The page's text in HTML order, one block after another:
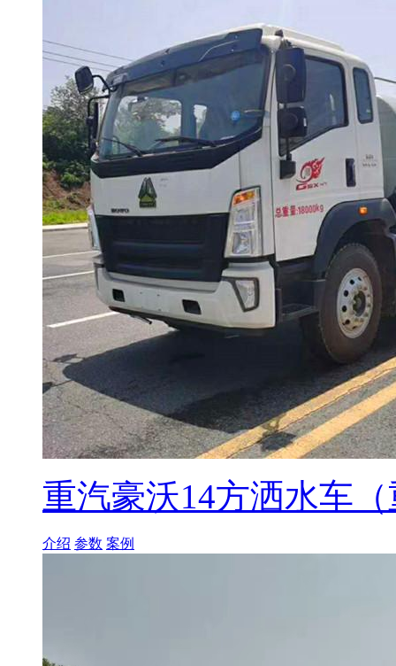
重汽豪沃14方洒水车
介绍 参数 案例